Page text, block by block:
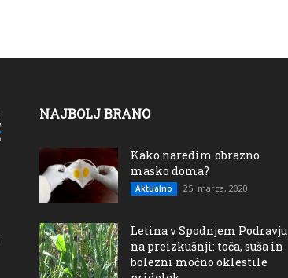
NAJBOLJ BRANO
Kako naredim obrazno
masko doma?
Aktualno 25. marca, 2020
Letina v Spodnjem Podravju
na preizkušnji: toča, suša in
bolezni močno oklestile